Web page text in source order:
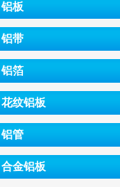
铝板
铝带
铝箔
花纹铝板
铝管
合金铝板